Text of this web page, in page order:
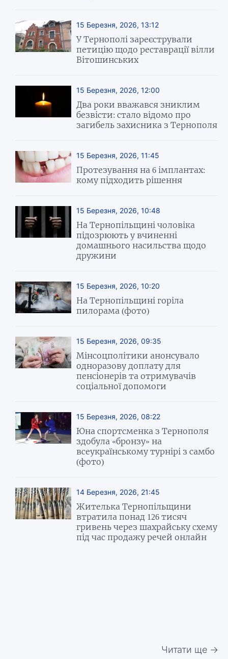
15 Березня, 2026, 13:12
У Тернополі зареєстрували
петицію щодо реставрації вілли
Вітошинських
15 Березня, 2026, 12:00
Два роки вважався зниклим
безвісти: стало відомо про
загибель захисника з Тернополя
15 Березня, 2026, 11:45
Протезування на 6 імплантах:
кому підходить рішення
15 Березня, 2026, 10:48
На Тернопільщині чоловіка
підозрюють у вчиненні
домашнього насильства щодо
дружини
15 Березня, 2026, 10:20
На Тернопільщині горіла
пилорама (фото)
15 Березня, 2026, 09:35
Мінсоцполітики анонсувало
одноразову доплату для
пенсіонерів та отримувачів
соціальної допомоги
15 Березня, 2026, 08:22
Юна спортсменка з Тернополя
здобула «бронзу» на
всеукраїнському турнірі з самбо
(фото)
14 Березня, 2026, 21:45
Жителька Тернопільщини
втратила понад 126 тисяч
гривень через шахрайську схему
під час продажу речей онлайн
Читати ще →